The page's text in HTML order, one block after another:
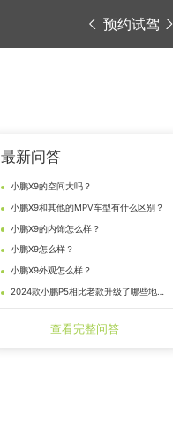
预约试驾
最新问答
小鹏X9的空间大吗？
小鹏X9和其他的MPV车型有什么区别？
小鹏X9的内饰怎么样？
小鹏X9怎么样？
小鹏X9外观怎么样？
2024款小鹏P5相比老款升级了哪些地方？
查看完整问答